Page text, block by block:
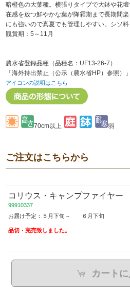
暗橙色の大葉種。横張りタイプで大鉢や花
在感を放つ鮮やかな葉が降霜期まで長期間
にも強いので真夏でも管理しやすい。シソ科
観賞期：5～11月
農水省登録品種（品種名：UF13-26-7）
「海外持出禁止（公示（農水省HP）参照）」
アイコンの説明はこちら
70cm以上 弱
ご注文はこちらから
コリウス・キャンプファイヤー
99910337
お届け予定：５月下旬～ ６月下旬
品切・完売致しました。
カート